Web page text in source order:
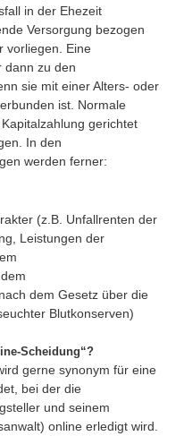
in der Ehezeit
Versorgung bezogen
vorliegen. Eine
dann zu den
sie mit einer Alters- oder
ist. Normale
gerichtet
In den
werden ferner:
(z.B. Unfallrenten der
Leistungen der
dem Gesetz über die
Blutkonserven)
Scheidung“?
gerne synonym für eine
bei der die
und seinem
online erledigt wird.